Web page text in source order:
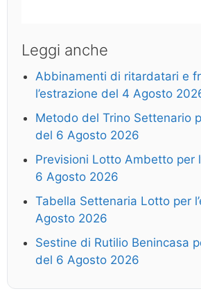
Leggi anche
Abbinamenti di ritardatari e
l’estrazione del 4 Agosto
Metodo del Trino Settenario
del 6 Agosto 2026
Previsioni Lotto Ambetto per
6 Agosto 2026
Tabella Settenaria Lotto per
Agosto 2026
Sestine di Rutilio Benincasa
del 6 Agosto 2026